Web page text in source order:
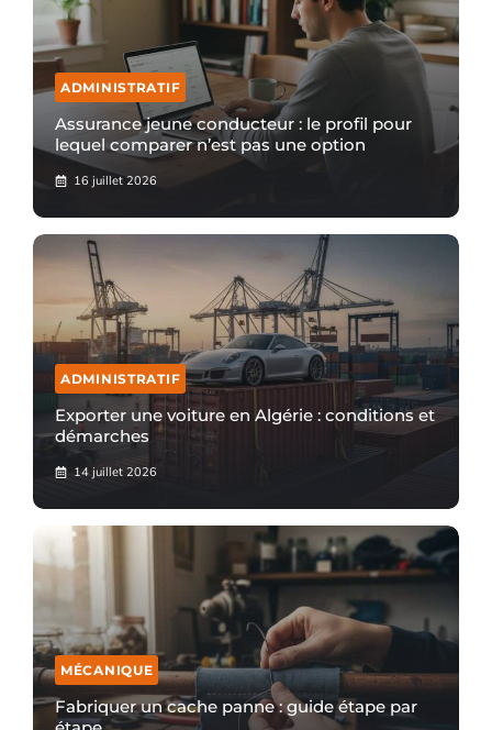
ADMINISTRATIF
Assurance jeune conducteur : le profil pour
lequel comparer n’est pas une option
16 juillet 2026
ADMINISTRATIF
Exporter une voiture en Algérie : conditions et
démarches
14 juillet 2026
MÉCANIQUE
Fabriquer un cache panne : guide étape par